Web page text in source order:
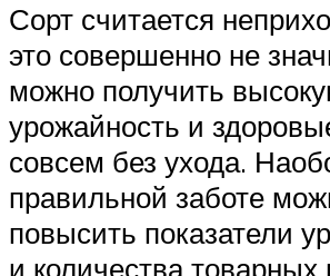
Сорт считается
это совершенно не
можно получить
урожайность и
совсем без ухода.
правильной заботе
повысить показатели
и количества товарных